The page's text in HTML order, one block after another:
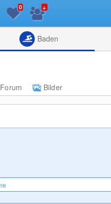
Listenansicht
0 +
Baden
Forum
Bilder